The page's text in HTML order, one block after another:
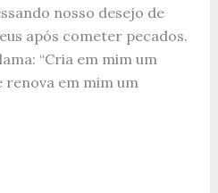
nosso desejo de
após cometer pecados.
“Cria em mim um
renova em mim um